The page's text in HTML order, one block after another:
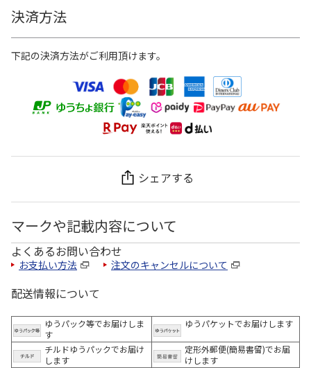
決済方法
下記の決済方法がご利用頂けます。
シェアする
マークや記載内容について
よくあるお問い合わせ
お支払い方法 注文のキャンセルについて
配送情報について
ゆうパック等でお届けしま
す
ゆうパケットでお届けします
チルドゆうパックでお届け
します
定形外郵便(簡易書留)でお届
けします